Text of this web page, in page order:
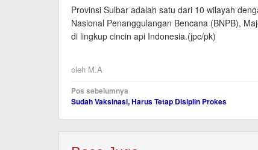
Provinsi Sulbar adalah satu dari 10 wilayah
Nasional Penanggulangan Bencana (BNPB),
di lingkup cincin api Indonesia.(jpc/pk)
oleh M.A
Navigasi
pos
Pos sebelumnya
Sudah Vaksinasi, Harus Tetap Disiplin Prokes